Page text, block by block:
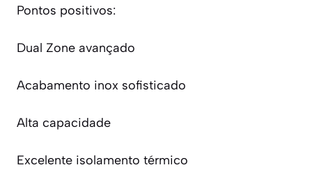
Pontos positivos:
Dual Zone avançado
Acabamento inox sofisticado
Alta capacidade
Excelente isolamento térmico